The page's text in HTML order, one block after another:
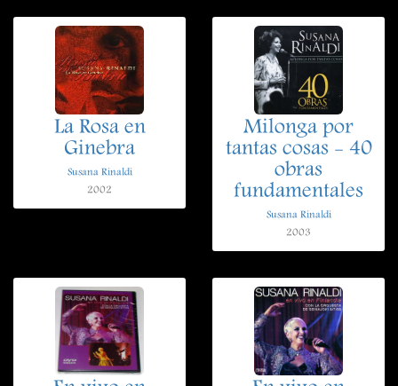
La Rosa en
Ginebra
Susana Rinaldi
2002
Milonga por
tantas cosas - 40
obras
fundamentales
Susana Rinaldi
2003